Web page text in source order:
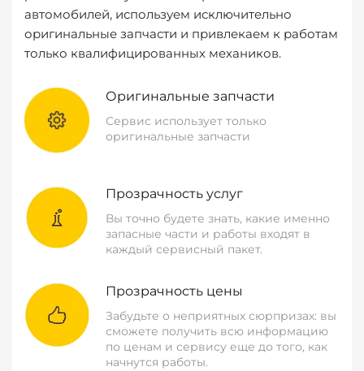
автомобилей, используем исключительно
оригинальные запчасти и привлекаем к работам
только квалифицированных механиков.
Оригинальные запчасти
Сервис использует только
оригинальные запчасти
Прозрачность услуг
Вы точно будете знать, какие именно
запасные части и работы входят в
каждый сервисный пакет.
Прозрачность цены
Забудьте о неприятных сюрпризах: вы
сможете получить всю информацию
по ценам и сервису еще до того, как
начнутся работы.